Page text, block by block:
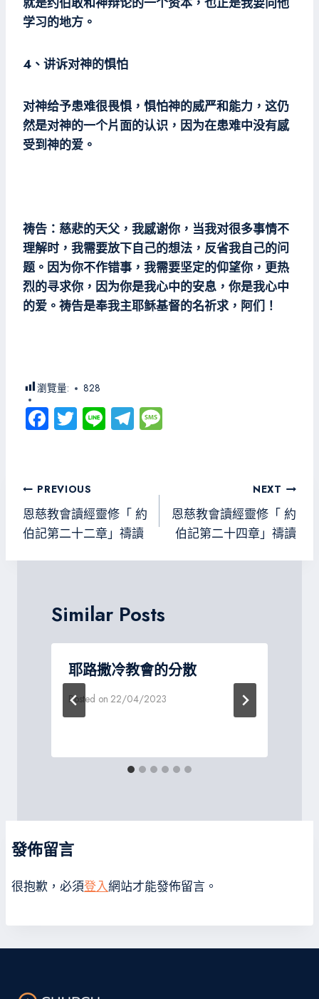
学习的地方。
4、讲诉对神的惧怕
对神给予患难很畏惧，惧怕神的威严和能力，这仍
然是对神的一个片面的认识，因为在患难中没有感
受到神的爱。
祷告：慈悲的天父，我感谢你，当我对很多事情不
理解时，我需要放下自己的想法，反省我自己的问
题。因为你不作错事，我需要坚定的仰望你，更热
烈的寻求你，因为你是我心中的安息，你是我心中
的爱。祷告是奉我主耶稣基督的名祈求，阿们！
瀏覽量: 828
Fa
ce
o
ok
T
wi
er
Li
ne
Te
le
m e
文
章
導
覽
PREVIOUS
恩慈教會讀經靈修「 約
伯記第二十二章」禱讀
NEXT
恩慈教會讀經靈修「 約
伯記第二十四章」禱讀
Similar Posts
耶路撒冷教會的分散
Posted on 22/04/2023
發佈留言
很抱歉，必須登入網站才能發佈留言。